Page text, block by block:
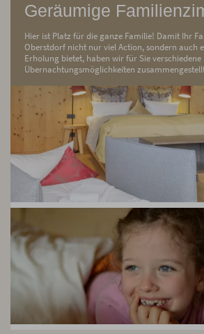
Geräumige
Hier ist Platz für die ganze Familie! Damit Ihr
Oberstdorf nicht nur viel Action, sondern auch
Erholung bietet, haben wir für Sie verschiedene
Übernachtungsmöglichkeiten